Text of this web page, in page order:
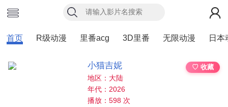
首页 R级动漫 里番acg 3D里番 无限动漫 日本
小猫吉妮
♡ 收藏
地区：大陆
年代：2026
播放：598 次